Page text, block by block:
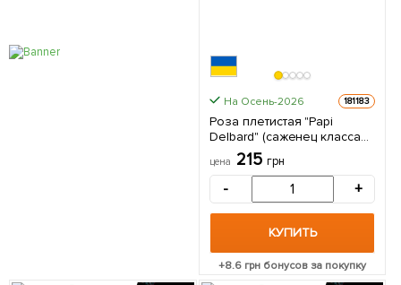
На Осень-2026 181183
Роза плетистая "Papi
Delbard" (саженец класса
АА+ ) высший сорт 1
саженец в упаковке
цена 215 грн
- +
КУПИТЬ
+8.6грн бонусов за покупку